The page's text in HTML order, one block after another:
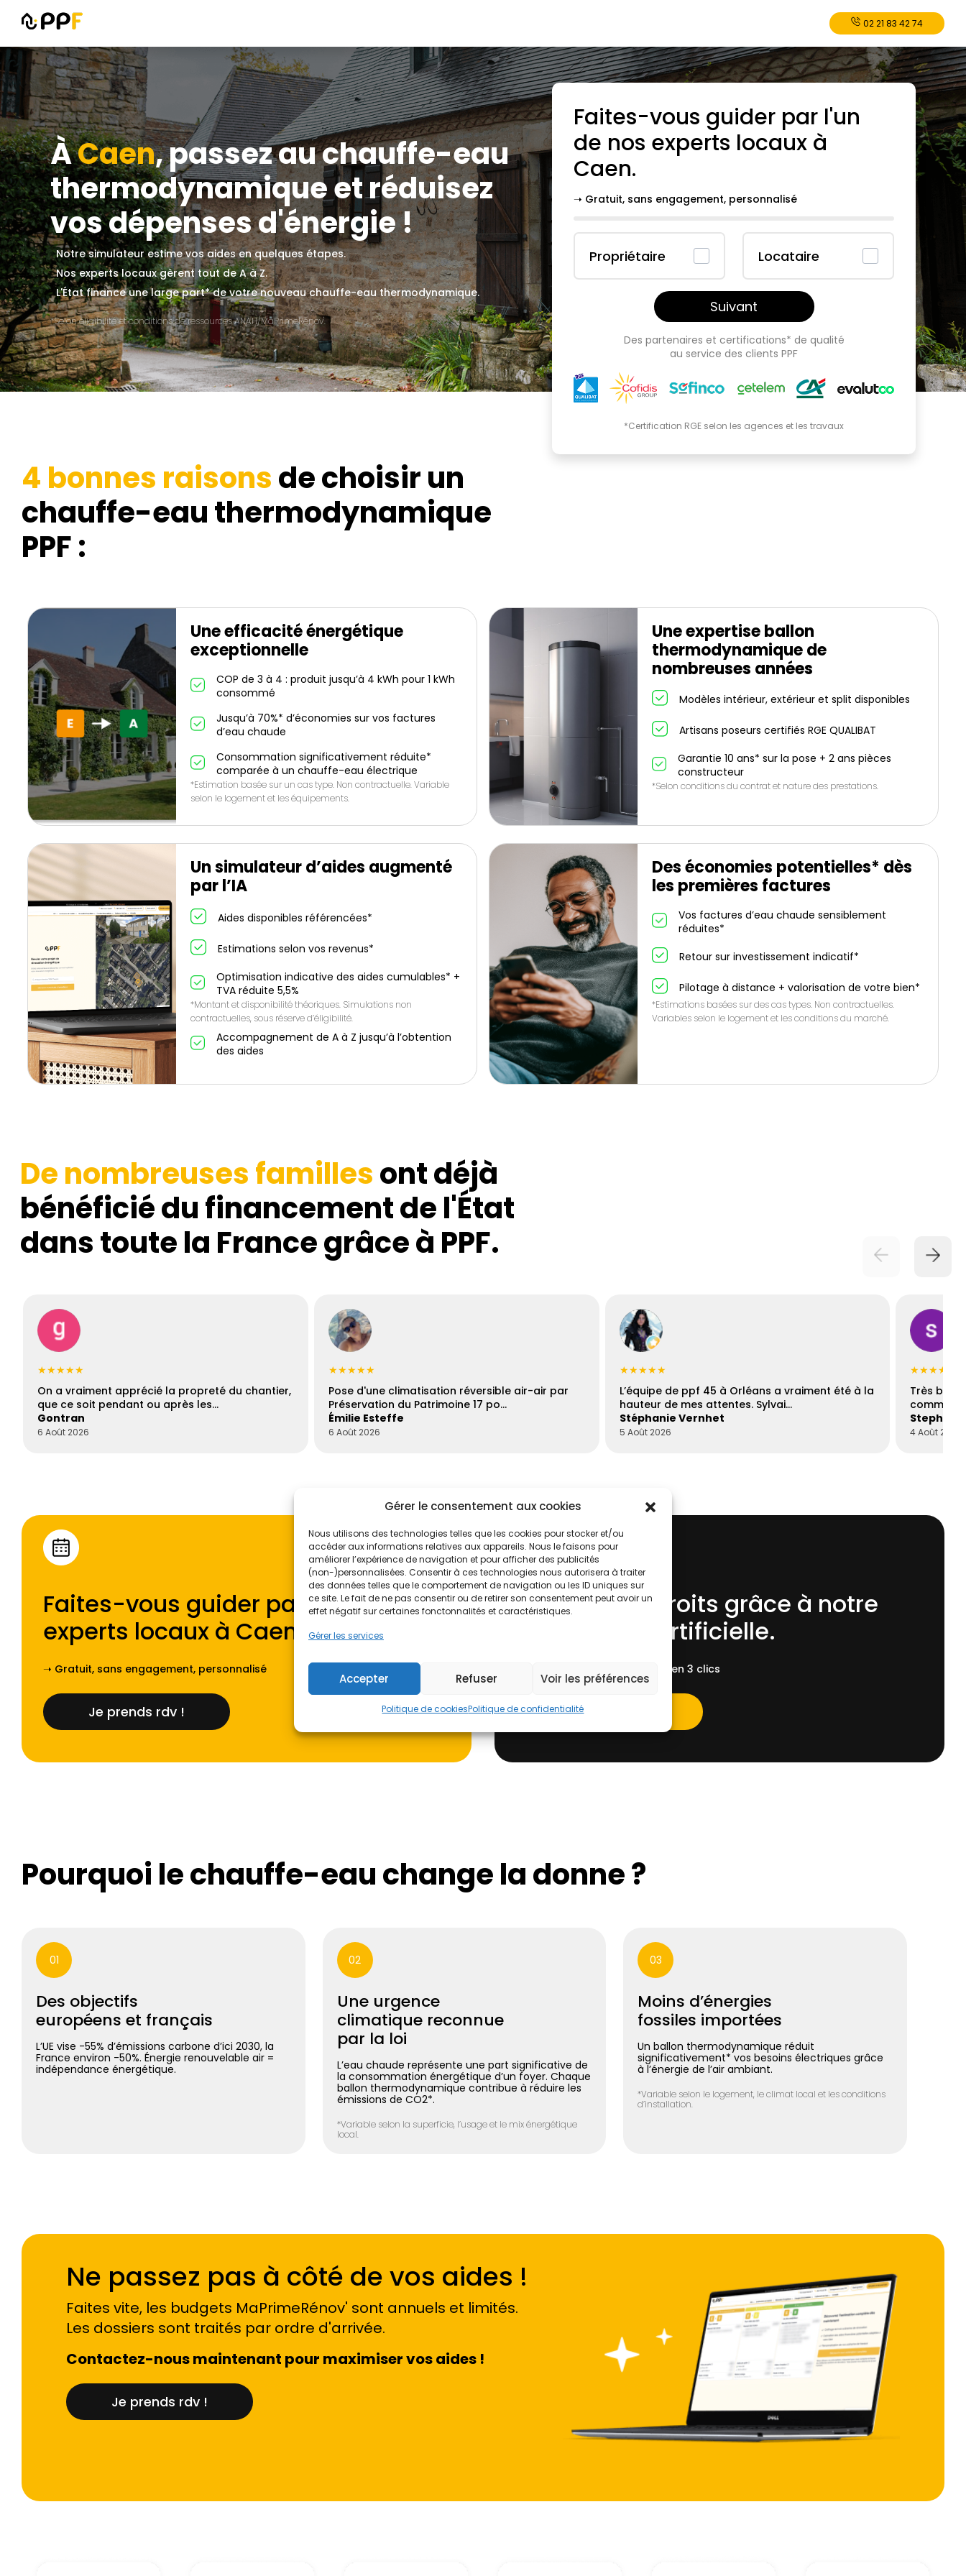
Gérer le consentement aux cookies
Nous utilisons des technologies telles que les cookies pour stocker et/ou
accéder aux informations relatives aux appareils. Nous le faisons pour
améliorer l’expérience de navigation et pour afficher des publicités
(non-)personnalisées. Consentir à ces technologies nous autorisera à traiter
des données telles que le comportement de navigation ou les ID uniques sur
ce site. Le fait de ne pas consentir ou de retirer son consentement peut avoir un
effet négatif sur certaines fonctonnalités et caractéristiques.
Gérer les services
Accepter Refuser Voir les préférences
Politique de cookiesPolitique de confidentialité
02 21 83 42 74
ÀCaen, passez au chauffe-eau
thermodynamique et réduisez
vos dépenses d'énergie !
Notre simulateur estime vos aides en quelques étapes.
Nos experts locaux gèrent tout de A à Z.
L'État finance une large part* de votre nouveau chauffe-eau thermodynamique.
*Selon éligibilité et conditions de ressources ANAH/MaPrimeRénov'.
Faites-vous guider par l'un
de nos experts locaux à
Caen.
➝ Gratuit, sans engagement, personnalisé
Propriétaire Locataire
Suivant
Des partenaires et certifications* de qualité
au service des clients PPF
*Certification RGE selon les agences et les travaux
4 bonnes raisonsde choisir un
chauffe-eau thermodynamique
PPF :
Une efficacité énergétique
exceptionnelle
COP de 3 à 4 : produit jusqu’à 4 kWh pour 1 kWh
consommé
Jusqu’à 70%* d’économies sur vos factures
d’eau chaude
Consommation significativement réduite*
comparée à un chauffe-eau électrique
*Estimation basée sur un cas type. Non contractuelle. Variable
selon le logement et les équipements.
Une expertise ballon
thermodynamique de
nombreuses années
Modèles intérieur, extérieur et split disponibles
Artisans poseurs certifiés RGE QUALIBAT
Garantie 10 ans* sur la pose + 2 ans pièces
constructeur
*Selon conditions du contrat et nature des prestations.
Un simulateur d’aides augmenté
par l’IA
Aides disponibles référencées*
Estimations selon vos revenus*
Optimisation indicative des aides cumulables* +
TVA réduite 5,5%
*Montant et disponibilité théoriques. Simulations non
contractuelles, sous réserve d’éligibilité.
Accompagnement de A à Z jusqu’à l’obtention
des aides
Des économies potentielles* dès
les premières factures
Vos factures d’eau chaude sensiblement
réduites*
Retour sur investissement indicatif*
Pilotage à distance + valorisation de votre bien*
*Estimations basées sur des cas types. Non contractuelles.
Variables selon le logement et les conditions du marché.
De nombreuses famillesont déjà
bénéficié du financement de l'État
dans toute la France grâce à PPF.
★★★★★
On a vraiment apprécié la propreté du chantier,
que ce soit pendant ou après les…
Gontran
6 Août 2026
★★★★★
Pose d'une climatisation réversible air-air par
Préservation du Patrimoine 17 po…
Émilie Esteffe
6 Août 2026
★★★★★
L’équipe de ppf 45 à Orléans a vraiment été à la
hauteur de mes attentes. Sylvai…
Stéphanie Vernhet
5 Août 2026
★★★★☆
Très
4 Août 2026
Faites-vous guider par l'un de nos
experts locaux à Caen
➝ Gratuit, sans engagement, personnalisé
Je prends rdv !
Évaluez vos droits grâce à notre
Intelligence Artificielle.
➝ Gratuit, sans engagement, en 3 clics
J'évalue !
Pourquoi le chauffe-eau change la donne ?
01
Des objectifs
européens et français
L’UE vise -55% d’émissions carbone d’ici 2030, la
France environ -50%. Énergie renouvelable air =
indépendance énergétique.
02
Une urgence
climatique reconnue
par la loi
L’eau chaude représente une part significative de
la consommation énergétique d’un foyer. Chaque
ballon thermodynamique contribue à réduire les
émissions de CO2*.
*Variable selon la superficie, l’usage et le mix énergétique
local.
03
Moins d’énergies
fossiles importées
Un ballon thermodynamique réduit
significativement* vos besoins électriques grâce
à l’énergie de l’air ambiant.
*Variable selon le logement, le climat local et les conditions
d’installation.
Ne passez pas à côté de vos aides !
Faites vite, les budgets MaPrimeRénov' sont annuels et limités.
Les dossiers sont traités par ordre d'arrivée.
Contactez-nous maintenant pour maximiser vos aides !
Je prends rdv !